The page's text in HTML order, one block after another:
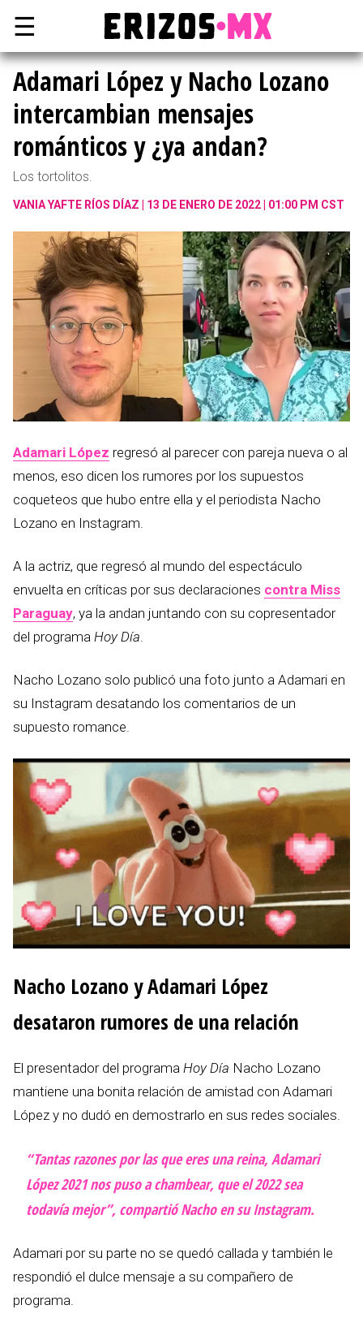
☰
Adamari López y Nacho Lozano
intercambian mensajes
románticos y ¿ya andan?
Los tortolitos.
VANIA YAFTE RÍOS DÍAZ 13 DE ENERO DE 2022 | 01:00 PM CST
Adamari López regresó al parecer con pareja nueva o al
menos, eso dicen los rumores por los supuestos
coqueteos que hubo entre ella y el periodista Nacho
Lozano en Instagram.
A la actriz, que regresó al mundo del espectáculo
envuelta en críticas por sus declaraciones contra Miss
Paraguay, ya la andan juntando con su copresentador
del programa Hoy Día.
Nacho Lozano solo publicó una foto junto a Adamari en
su Instagram desatando los comentarios de un
supuesto romance.
Nacho Lozano y Adamari López
desataron rumores de una relación
El presentador del programa Hoy Día Nacho Lozano
mantiene una bonita relación de amistad con Adamari
López y no dudó en demostrarlo en sus redes sociales.
“Tantas razones por las que eres una reina, Adamari
López 2021 nos puso a chambear, que el 2022 sea
todavía mejor”, compartió Nacho en su Instagram.
Adamari por su parte no se quedó callada y también le
respondió el dulce mensaje a su compañero de
programa.